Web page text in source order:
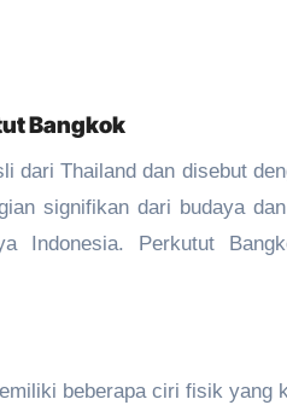
Bangkok
dari Thailand dan disebut
signifikan dari budaya
Indonesia. Perkutut
beberapa ciri fisik yang